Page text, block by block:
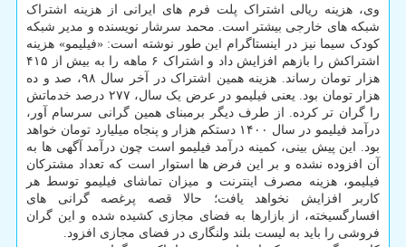
وی، هزینه ریالی اشتراک پلت فرم های ایرانی از هزینه اشتراک
شبکه های خارجی بیشتر است. محمد سرشار نویسنده و مدیر شبکه
کودک سیما نیز در اینستاگرام این طور نوشته است: «فیلیمو» هزینه
اشتراکش را بازهم افزایش داد و اشتراک ۶ ماهه را به بیش از ۴۱۵
هزار تومان رساند. هزینه همین اشتراک در آخر سال ۹۸، صد و ده
هزار تومان بود. یعنی فیلیمو در عرض یک سال، ۲۷۷ درصد خدماتش
را گران تر کرده. از طرف دیگر برمبنای همین گرانی سرسام آور،
درآمد فیلیمو در سال ۱۴۰۰ دستکم هزار و پنجاه میلیارد تومان خواهد
بود. این پیش بینی، کمینه درآمد فیلیمو است چون درآمد آگهی ها به
آن افزوده نشده و بر این فرض ها استوار است که تعداد مشترکان
فیلیمو، هزینه مصرف اینترنت و میزان تماشای فیلیمو توسط هر
کاربر افزایش نخواهد یافت؛ حالا قصه پرغصه گرانی های
افسارگسیخته، از بازارها به فضای مجازی کشیده شده و این گران
فروشی را باید به لیست بلند ولنگاری در فضای مجازی افزود.